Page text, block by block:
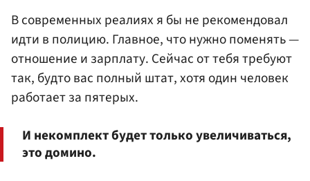
В современных реалиях я бы не рекомендовал
идти в полицию. Главное, что нужно поменять —
отношение и зарплату. Сейчас от тебя требуют
так, будто вас полный штат, хотя один человек
работает за пятерых.
И некомплект будет только увеличиваться,
это домино.